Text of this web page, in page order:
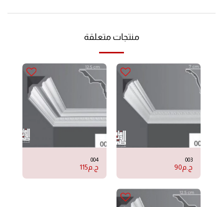
منتجات متعلقة
003
ج.م90
004
ج.م115